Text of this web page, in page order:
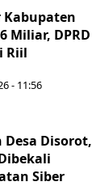
Kabupaten
Miliar, DPRD
Riil
- 11:56
Disorot,
Siber